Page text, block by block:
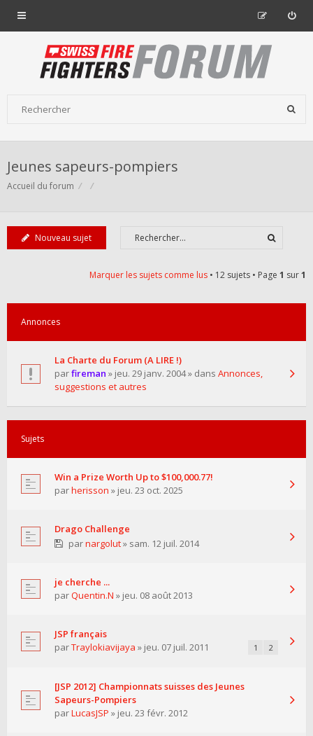
Jeunes sapeurs-pompiers
Accueil du forum
Nouveau sujet
Marquer les sujets comme lus • 12 sujets • Page 1 sur1
Annonces
La Charte du Forum (A LIRE !)
parfireman » jeu. 29 janv. 2004 » dans Annonces,
suggestions et autres
Sujets
Win a Prize Worth Up to $100,000.77!
parherisson » jeu. 23 oct. 2025
Drago Challenge
parnargolut» sam. 12 juil. 2014
je cherche ...
parQuentin.N » jeu. 08 août 2013
JSP français
parTraylokiavijaya » jeu. 07 juil. 2011 1 2
[JSP 2012] Championnats suisses des Jeunes
Sapeurs-Pompiers
parLucasJSP » jeu. 23 févr. 2012